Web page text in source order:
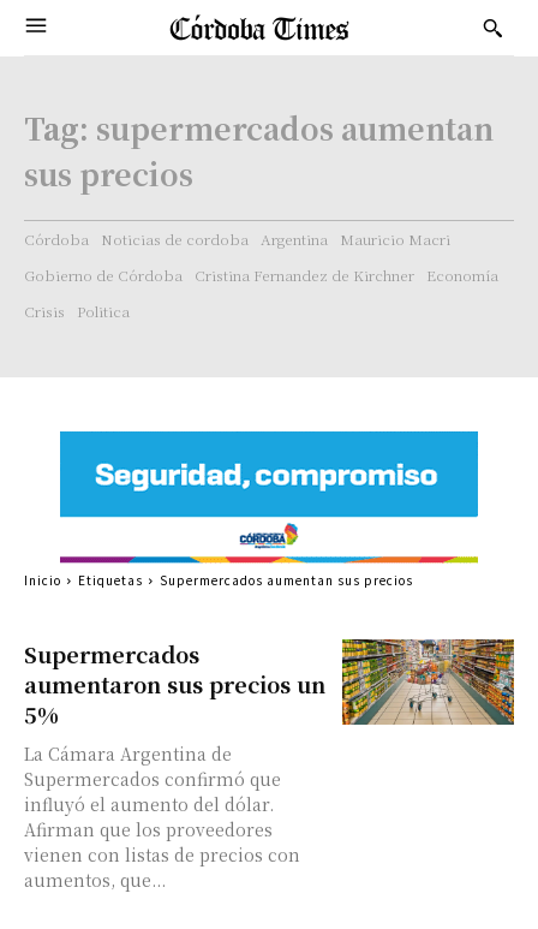
Tag: supermercados aumentan
sus precios
Córdoba Noticias de cordoba Argentina
Mauricio Macri
Gobierno de Córdoba
Cristina Fernandez de Kirchner
Economía
Crisis
Politica
Supermercados
aumentaron sus precios un
5%
La Cámara Argentina de
Supermercados confirmó que
influyó el aumento del dólar.
Afirman que los proveedores
vienen con listas de precios con
aumentos, que...
Inicio Etiquetas Supermercados aumentan sus precios